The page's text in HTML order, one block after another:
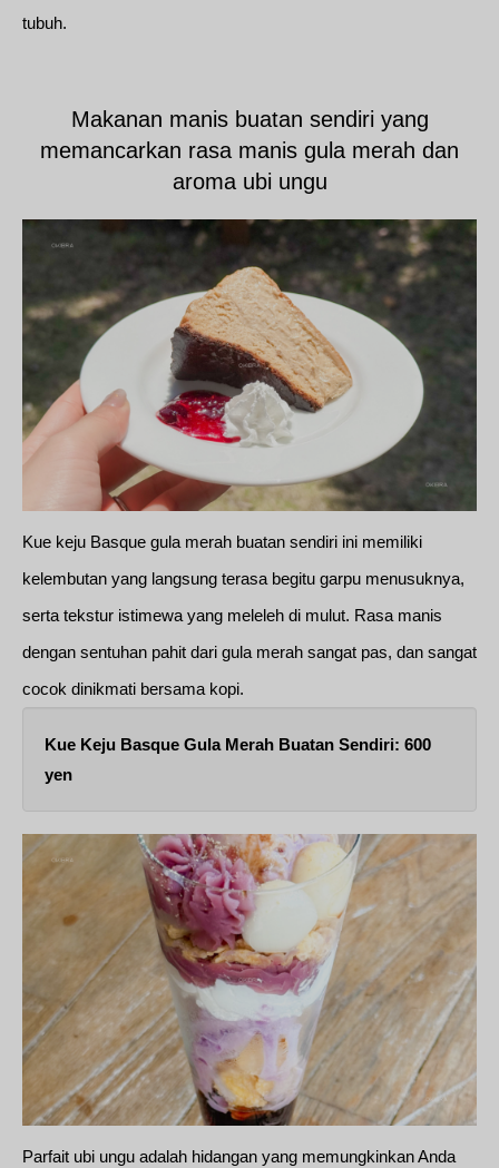
tubuh.
Makanan manis buatan sendiri yang
memancarkan rasa manis gula merah dan
aroma ubi ungu
Kue keju Basque gula merah buatan sendiri ini memiliki
kelembutan yang langsung terasa begitu garpu menusuknya,
serta tekstur istimewa yang meleleh di mulut. Rasa manis
dengan sentuhan pahit dari gula merah sangat pas, dan sangat
cocok dinikmati bersama kopi.
Kue Keju Basque Gula Merah Buatan Sendiri: 600
yen
Parfait ubi ungu adalah hidangan yang memungkinkan Anda